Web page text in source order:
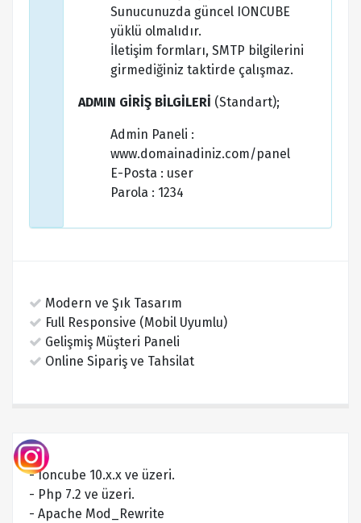
Sunucunuzda güncel IONCUBE
yüklü olmalıdır.
İletişim formları, SMTP bilgilerini
girmediğiniz taktirde çalışmaz.
ADMIN GİRİŞ BİLGİLERİ (Standart);
Admin Paneli :
www.domainadiniz.com/panel
E-Posta : user
Parola : 1234
Modern ve Şık Tasarım
Full Responsive (Mobil Uyumlu)
Gelişmiş Müşteri Paneli
Online Sipariş ve Tahsilat
- Ioncube 10.x.x ve üzeri.
- Php 7.2 ve üzeri.
- Apache Mod_Rewrite